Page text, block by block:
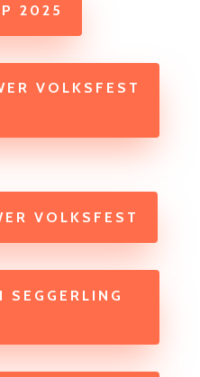
2025
VOLKSFEST
VOLKSFEST
SEGGERLING